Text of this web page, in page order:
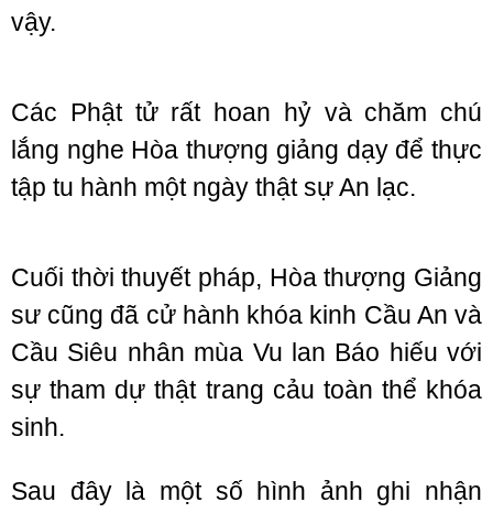
vậy.
Các Phật tử rất hoan hỷ và chăm chú
lắng nghe Hòa thượng giảng dạy để thực
tập tu hành một ngày thật sự An lạc.
Cuối thời thuyết pháp, Hòa thượng Giảng
sư cũng đã cử hành khóa kinh Cầu An và
Cầu Siêu nhân mùa Vu lan Báo hiếu với
sự tham dự thật trang cảu toàn thể khóa
sinh.
Sau đây là một số hình ảnh ghi nhận